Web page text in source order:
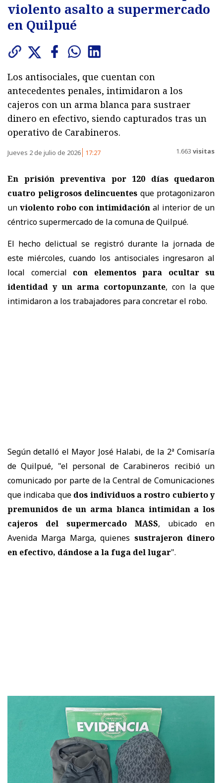
violento asalto a supermercado
en Quilpué
Los antisociales, que cuentan con
antecedentes penales, intimidaron a los
cajeros con un arma blanca para sustraer
dinero en efectivo, siendo capturados tras un
operativo de Carabineros.
Jueves 2 de julio de 2026 17:27 1.663 visitas
En prisión preventiva por 120 días quedaron
cuatro peligrosos delincuentes que protagonizaron
un violento robo con intimidación al interior de un
céntrico supermercado de la comuna de Quilpué.
El hecho delictual se registró durante la jornada de
este miércoles, cuando los antisociales ingresaron al
local comercial con elementos para ocultar su
identidad y un arma cortopunzante, con la que
intimidaron a los trabajadores para concretar el robo.
Según detalló el Mayor José Halabi, de la 2ª Comisaría
de Quilpué, "el personal de Carabineros recibió un
comunicado por parte de la Central de Comunicaciones
que indicaba que dos individuos a rostro cubierto y
premunidos de un arma blanca intimidan a los
cajeros del supermercado MASS, ubicado en
Avenida Marga Marga, quienes sustrajeron dinero
en efectivo, dándose a la fuga del lugar".